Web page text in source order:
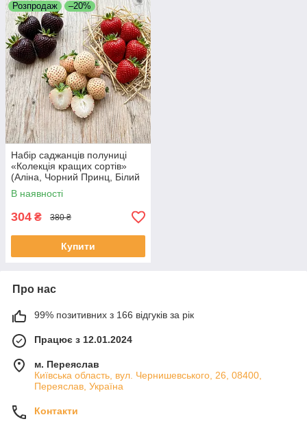
Розпродаж –20%
Набір саджанців полуниці
«Колекція кращих сортів»
(Аліна, Чорний Принц, Білий
Швед) — 15 шт. (в касетах)
В наявності
304 ₴ 380 ₴
Купити
Про нас
99% позитивних з 166 відгуків за рік
Працює з 12.01.2024
м. Переяслав
Київська область, вул. Чернишевського, 26, 08400,
Переяслав, Україна
Контакти